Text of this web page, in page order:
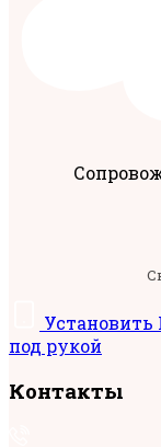
Установить
под рукой
Контакты